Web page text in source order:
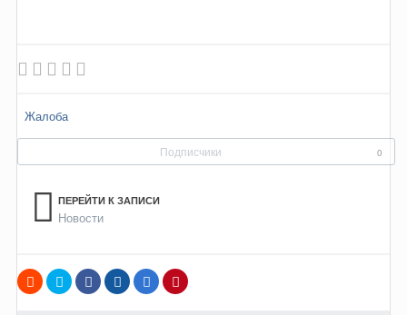
Жалоба
Подписчики 0
ПЕРЕЙТИ К ЗАПИСИ
Новости